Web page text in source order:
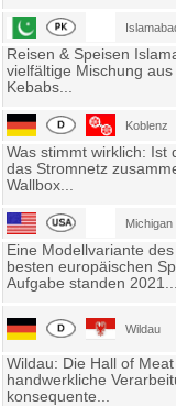
Reisen & Speisen
vielfältige Mischung
Kebabs...
Koblenz
Was stimmt wirklich: Ist
das Stromnetz
Wallbox...
Michigan
Eine Modellvariante
besten europäischen
Aufgabe standen 2021...
Wildau
Wildau: Die Hall of
handwerkliche
konsequente...